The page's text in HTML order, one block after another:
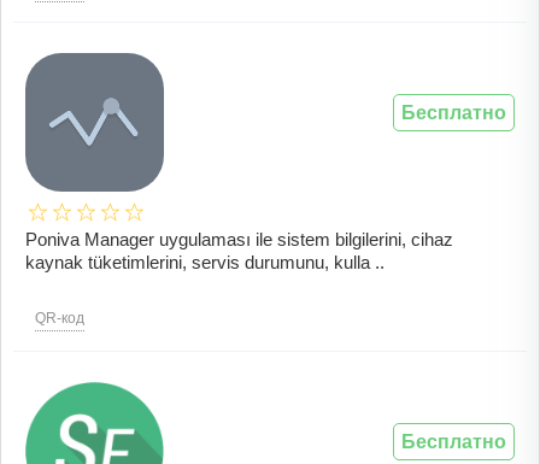
Poniva Manager uygulaması ile sistem bilgilerini, cihaz
kaynak tüketimlerini, servis durumunu, kulla ..
QR-код
Бесплатно
Бесплатно